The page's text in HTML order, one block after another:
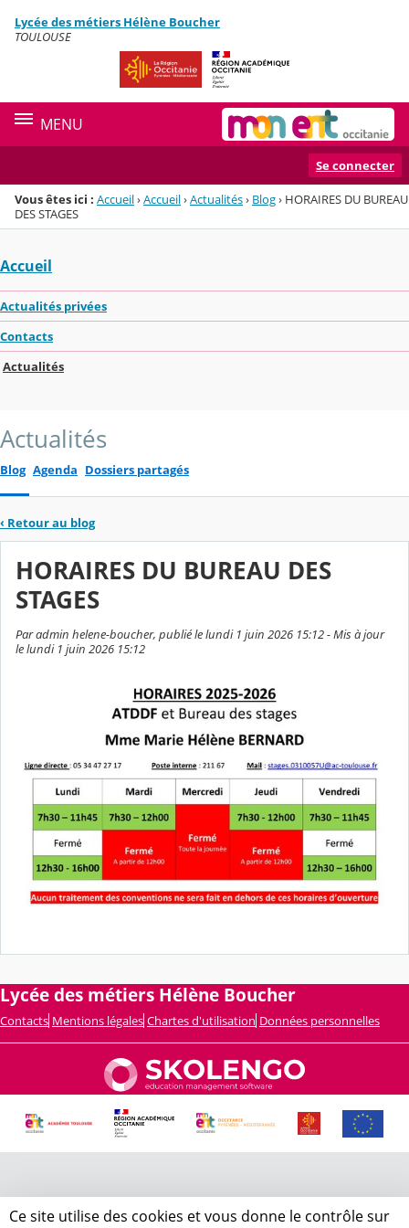
Menu de la rubrique
Contenu
Lycée des métiers Hélène Boucher
TOULOUSE
MENU
Se connecter
Vous êtes ici : Accueil›Accueil›Actualités› Blog› HORAIRES DU BUREAU
DES STAGES
Accueil
Actualités privées
Contacts
Actualités
Actualités
Blog Agenda Dossiers partagés
‹ Retour au blog
HORAIRES DU BUREAU DES
STAGES
Par admin helene-boucher, publié le lundi 1 juin 2026 15:12 - Mis à jour
le lundi 1 juin 2026 15:12
Lycée des métiers Hélène Boucher
Contacts Mentions légales Chartes d'utilisation Données personnelles
Ce site utilise des cookies et vous donne le contrôle sur